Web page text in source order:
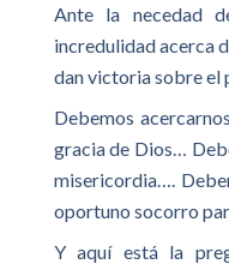
Ante la necedad
incredulidad acerca
dan victoria sobre el
Debemos
gracia de Dios…
misericordia….
oportuno socorro
Y aquí está la